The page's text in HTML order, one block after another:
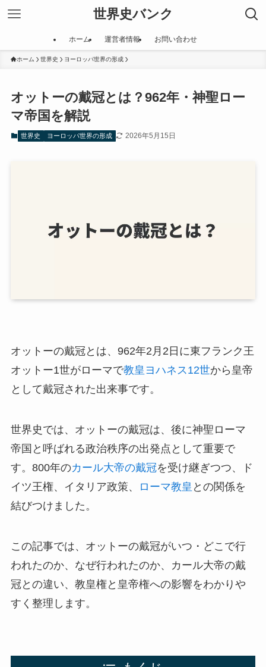
世界史バンク
ホーム 運営者情報 お問い合わせ
ホーム 世界史 ヨーロッパ世界の形成
オットーの戴冠とは？962年・神聖ロー
マ帝国を解説
世界史 ヨーロッパ世界の形成 2026年5月15日
オットーの戴冠とは、962年2月2日に東フランク王
オットー1世がローマで教皇ヨハネス12世から皇帝
として戴冠された出来事です。
世界史では、オットーの戴冠は、後に神聖ローマ
帝国と呼ばれる政治秩序の出発点として重要で
す。800年のカール大帝の戴冠を受け継ぎつつ、ド
イツ王権、イタリア政策、
ローマ教皇 との関係を
結びつけました。
この記事では、オットーの戴冠がいつ・どこで行
われたのか、なぜ行われたのか、カール大帝の戴
冠との違い、教皇権と皇帝権への影響をわかりや
すく整理します。